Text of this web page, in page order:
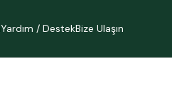
Yardım / DestekBize Ulaşın